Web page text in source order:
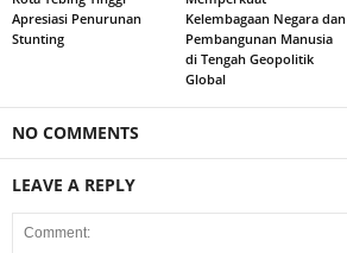
Apresiasi Penurunan
Stunting
Kelembagaan Negara dan
Pembangunan Manusia
di Tengah Geopolitik
Global
NO COMMENTS
LEAVE A REPLY